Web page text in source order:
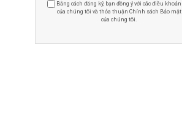
Bằng cách đăng ký, bạn đồng ý với các điều khoản
của chúng tôi và thỏa thuận Chính sách Bảo mật
của chúng tôi.